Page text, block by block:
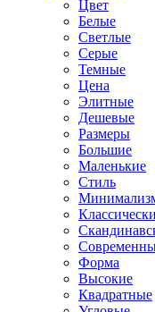
Цвет
Белые
Светлые
Серые
Темные
Цена
Элитные
Дешевые
Размеры
Большие
Маленькие
Стиль
Форма
Высокие
Квадратные